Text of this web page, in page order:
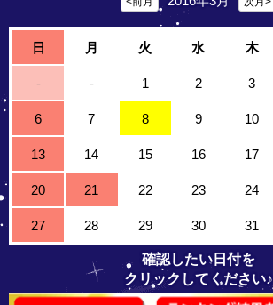
日 月 火 水 木
- - 1 2 3
6 7 8 9 10
13 14 15 16 17
20 21 22 23 24
27 28 29 30 31
確認したい日付を
クリックしてください♪